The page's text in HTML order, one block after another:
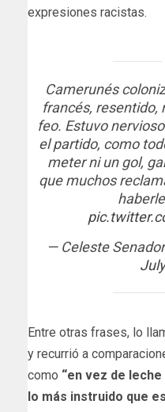
expresiones racistas.
Camerunés
francés, resentido,
feo. Estuvo
el partido, como
meter ni un gol,
que muchos
— Celeste
Entre otras frases, lo
y recurrió a
como “en vez de
lo más instruido que